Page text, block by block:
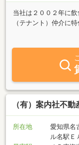
当社は２００２年に
（テナント）仲介に
物件・造作譲渡・路
はありますが、豊富
す！！店舗をお探し
当社へお声がけくだ
（有）案内社不動
所在地
愛知県名
ル名駅